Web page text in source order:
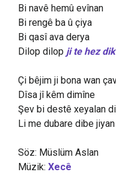
Bi navê hemû evînan
Bi rengê ba û çiya
Bi qasî ava derya
Dilop dilop ji te hez
Çi bêjim ji bona wan
Dîsa jî kêm dimîne
Şev bi destê xeyalan
Li me dubare dibe jiyan
Söz: Müslüm Aslan
Müzik: Xecê